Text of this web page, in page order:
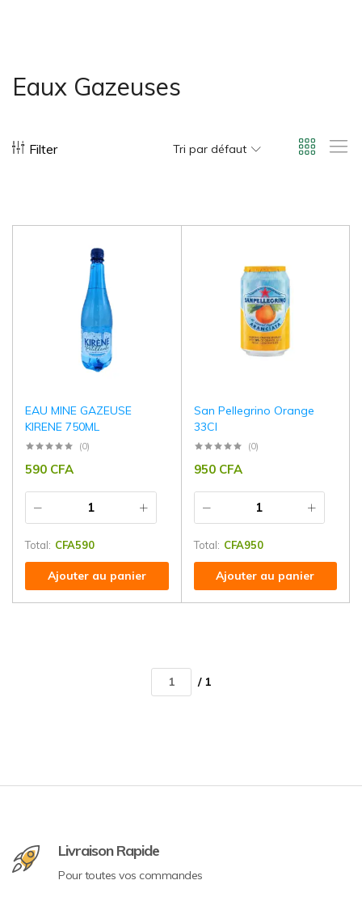
Eaux Gazeuses
Filter Tri par défaut
EAU MINE GAZEUSE
KIRENE 750ML
(0)
590 CFA
Total: CFA590
Ajouter au panier
San Pellegrino Orange
33Cl
(0)
950 CFA
Total: CFA950
Ajouter au panier
/ 1
Livraison Rapide
Pour toutes vos commandes